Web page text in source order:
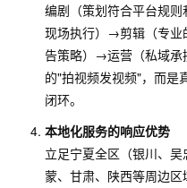
编剧（策划符合平台规
现场执行）→剪辑（专
告策略）→运营（私域承
的"拍视频发视频"，而是
闭环。
本地化服务的响应优势
立足宁夏全区（银川、
蒙、甘肃、陕西等周边